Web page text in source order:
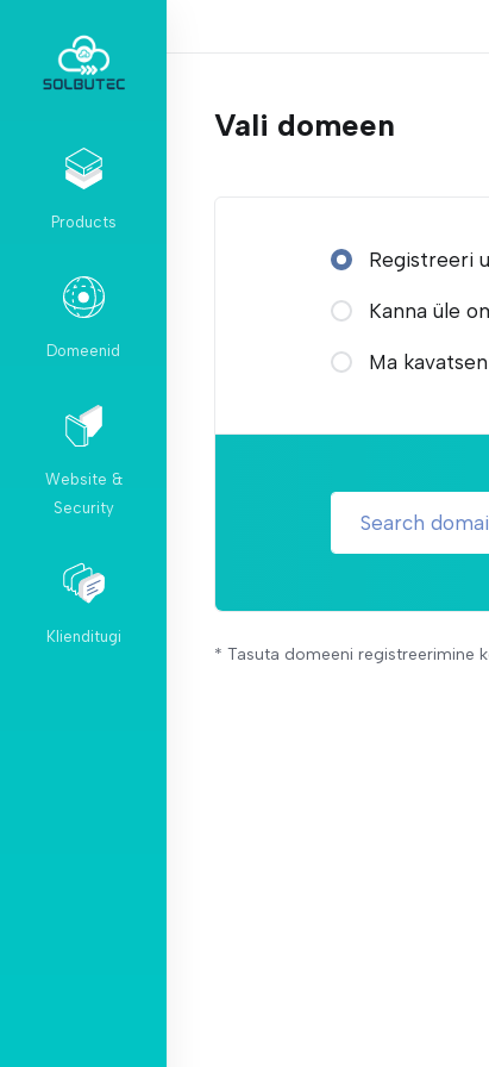
Products
Domeenid
Website &
Security
Klienditugi
Vali domeen
Registreeri
Kanna üle
Ma
* Tasuta domeeni registreerimine